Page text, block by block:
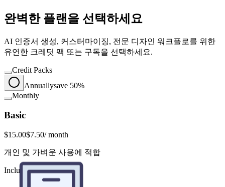
완벽한 플랜을 선택하세요
AI 인증서 생성, 커스터마이징, 전문 디자인 워크플로를 위한
유연한 크레딧 팩 또는 구독을 선택하세요.
Credit Packs
Annuallysave 50%
Monthly
Basic
$15.00$7.50/ month
개인 및 가벼운 사용에 적합
Includes